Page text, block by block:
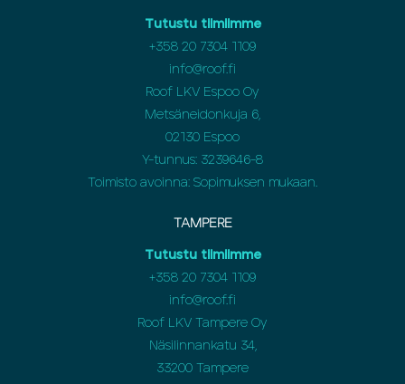
Tutustu tiimiimme
+358 20 7304 1109
info@roof.fi
Roof LKV Espoo Oy
Metsäneidonkuja 6,
02130 Espoo
Y-tunnus: 3239646-8
Toimisto avoinna: Sopimuksen mukaan.
TAMPERE
Tutustu tiimiimme
+358 20 7304 1109
info@roof.fi
Roof LKV Tampere Oy
Näsilinnankatu 34,
33200 Tampere